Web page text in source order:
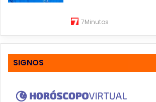
7Minutos
SIGNOS